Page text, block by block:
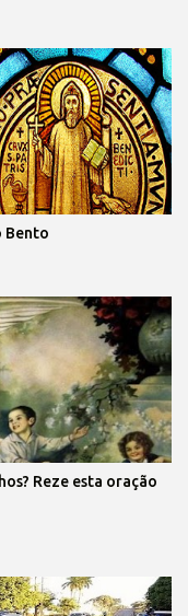
Bento
Reze esta oração